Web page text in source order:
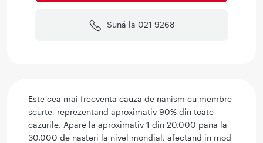
Sună la 021 9268
Este cea mai frecventa cauza de nanism cu membre
scurte, reprezentand aproximativ 90% din toate
cazurile. Apare la aproximativ 1 din 20.000 pana la
30.000 de nasteri la nivel mondial, afectand in mod